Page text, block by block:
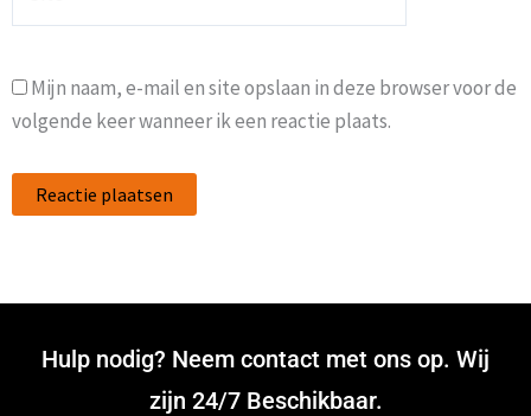
Mijn naam, e-mail en site opslaan in deze browser voor de
volgende keer wanneer ik een reactie plaats.
Hulp nodig? Neem contact met ons op. Wij
zijn 24/7 Beschikbaar.